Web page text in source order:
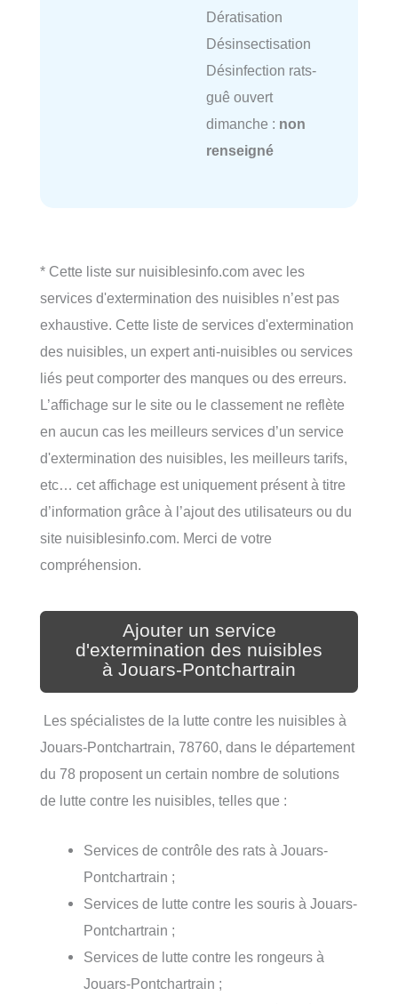
Dératisation
Désinsectisation
Désinfection rats-
guê ouvert
dimanche : non
renseigné
* Cette liste sur nuisiblesinfo.com avec les
services d'extermination des nuisibles n’est pas
exhaustive. Cette liste de services d'extermination
des nuisibles, un expert anti-nuisibles ou services
liés peut comporter des manques ou des erreurs.
L’affichage sur le site ou le classement ne reflète
en aucun cas les meilleurs services d’un service
d'extermination des nuisibles, les meilleurs tarifs,
etc… cet affichage est uniquement présent à titre
d’information grâce à l’ajout des utilisateurs ou du
site nuisiblesinfo.com. Merci de votre
compréhension.
Ajouter un service
d'extermination des nuisibles
à Jouars-Pontchartrain
Les spécialistes de la lutte contre les nuisibles à
Jouars-Pontchartrain, 78760, dans le département
du 78 proposent un certain nombre de solutions
de lutte contre les nuisibles, telles que :
Services de contrôle des rats à Jouars-
Pontchartrain ;
Services de lutte contre les souris à Jouars-
Pontchartrain ;
Services de lutte contre les rongeurs à
Jouars-Pontchartrain ;